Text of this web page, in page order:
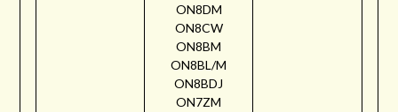
ON8DM
ON8CW
ON8BM
ON8BL/M
ON8BDJ
ON7ZM